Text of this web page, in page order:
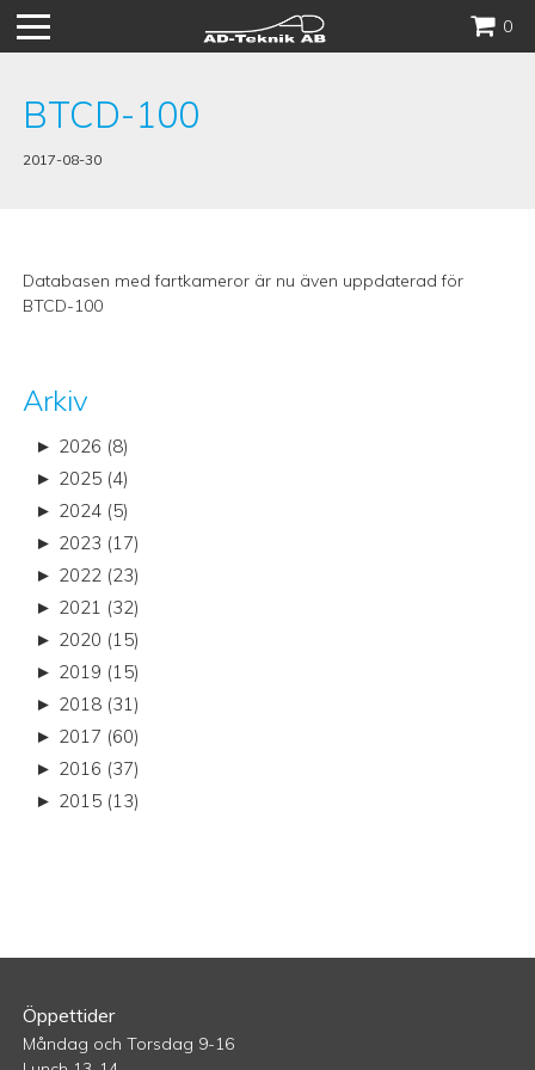
0
Hoppa
BTCD-100
2017-08-30
Databasen med fartkameror är nu även uppdaterad för
BTCD-100
Arkiv
► 2026 (8)
► 2025 (4)
► 2024 (5)
► 2023 (17)
► 2022 (23)
► 2021 (32)
► 2020 (15)
► 2019 (15)
► 2018 (31)
► 2017 (60)
► 2016 (37)
► 2015 (13)
Öppettider
Måndag och Torsdag 9-16